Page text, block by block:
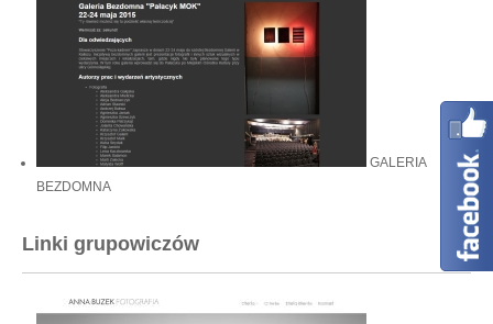
GALERIA
BEZDOMNA
Linki grupowiczów